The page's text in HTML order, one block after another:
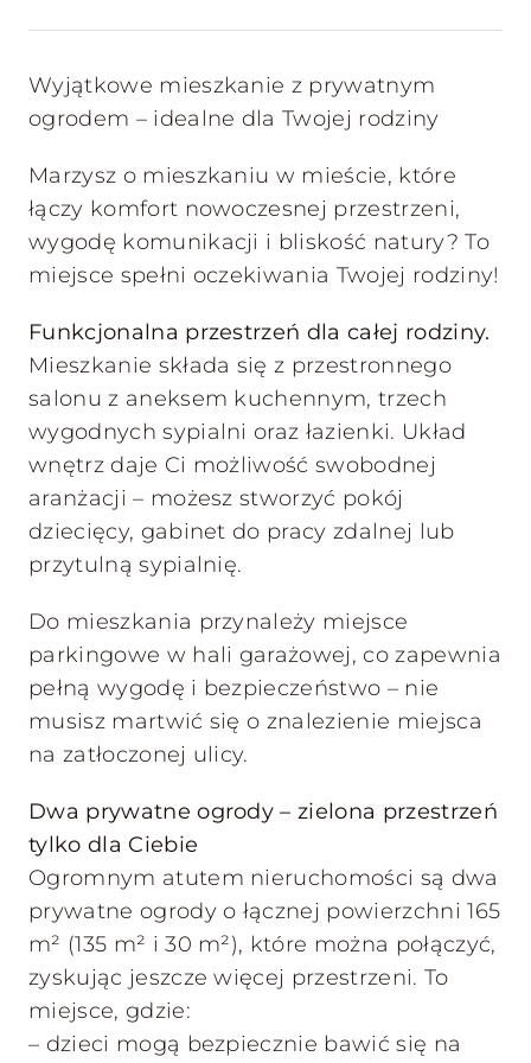
Wyjątkowe mieszkanie z prywatnym
ogrodem – idealne dla Twojej rodziny
Marzysz o mieszkaniu w mieście, które
łączy komfort nowoczesnej przestrzeni,
wygodę komunikacji i bliskość natury? To
miejsce spełni oczekiwania Twojej rodziny!
Funkcjonalna przestrzeń dla całej rodziny.
Mieszkanie składa się z przestronnego
salonu z aneksem kuchennym, trzech
wygodnych sypialni oraz łazienki. Układ
wnętrz daje Ci możliwość swobodnej
aranżacji – możesz stworzyć pokój
dziecięcy, gabinet do pracy zdalnej lub
przytulną sypialnię.
Do mieszkania przynależy miejsce
parkingowe w hali garażowej, co zapewnia
pełną wygodę i bezpieczeństwo – nie
musisz martwić się o znalezienie miejsca
na zatłoczonej ulicy.
Dwa prywatne ogrody – zielona przestrzeń
tylko dla Ciebie
Ogromnym atutem nieruchomości są dwa
prywatne ogrody o łącznej powierzchni 165
m² (135 m² i 30 m²), które można połączyć,
zyskując jeszcze więcej przestrzeni. To
miejsce, gdzie:
– dzieci mogą bezpiecznie bawić się na